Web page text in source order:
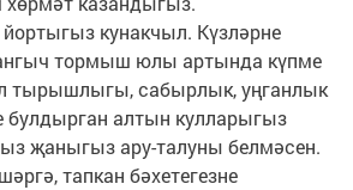
йортыгыз кунакчыл. Күзләрне
тормыш юлы артында күпме
тырышлыгы, сабырлык, уңганлык
алтын кулларыгыз
җаныгыз ару-талуны белмәсен.
тапкан бәхетегезне